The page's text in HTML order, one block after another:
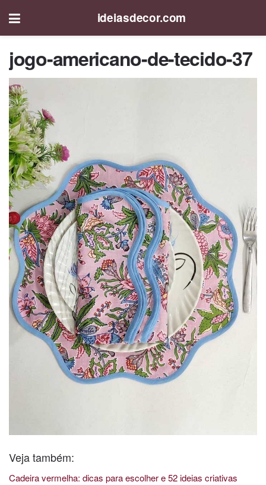
ideiasdecor.com
jogo-americano-de-tecido-37
Veja também:
Cadeira vermelha: dicas para escolher e 52 ideias criativas